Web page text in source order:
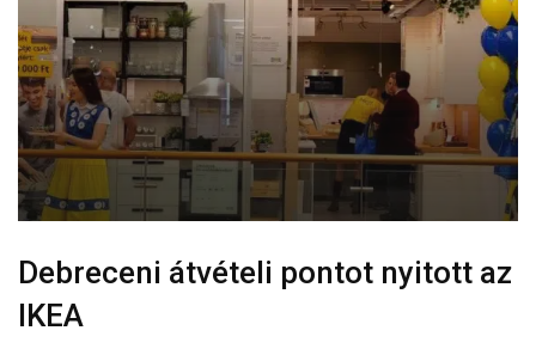
Debreceni átvételi pontot nyitott az
IKEA